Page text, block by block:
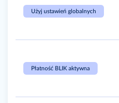
Użyj ustawień globalnych
Płatność BLIK aktywna